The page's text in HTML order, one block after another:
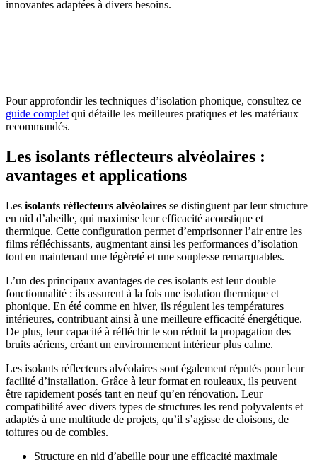
innovantes adaptées à divers besoins.
Pour approfondir les techniques d’isolation phonique, consultez ce
guide complet qui détaille les meilleures pratiques et les matériaux
recommandés.
Les isolants réflecteurs alvéolaires :
avantages et applications
Les isolants réflecteurs alvéolaires se distinguent par leur structure
en nid d’abeille, qui maximise leur efficacité acoustique et
thermique. Cette configuration permet d’emprisonner l’air entre les
films réfléchissants, augmentant ainsi les performances d’isolation
tout en maintenant une légèreté et une souplesse remarquables.
L’un des principaux avantages de ces isolants est leur double
fonctionnalité : ils assurent à la fois une isolation thermique et
phonique. En été comme en hiver, ils régulent les températures
intérieures, contribuant ainsi à une meilleure efficacité énergétique.
De plus, leur capacité à réfléchir le son réduit la propagation des
bruits aériens, créant un environnement intérieur plus calme.
Les isolants réflecteurs alvéolaires sont également réputés pour leur
facilité d’installation. Grâce à leur format en rouleaux, ils peuvent
être rapidement posés tant en neuf qu’en rénovation. Leur
compatibilité avec divers types de structures les rend polyvalents et
adaptés à une multitude de projets, qu’il s’agisse de cloisons, de
toitures ou de combles.
Structure en nid d’abeille pour une efficacité maximale